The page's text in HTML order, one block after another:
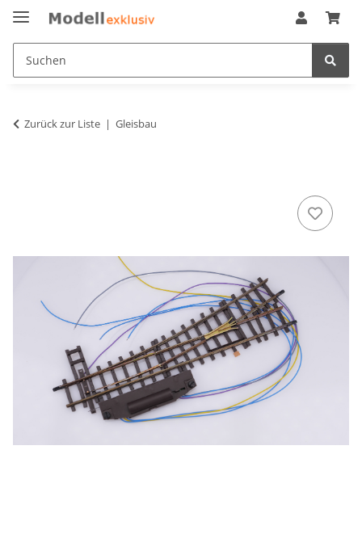
Zurück zur Liste Gleisbau